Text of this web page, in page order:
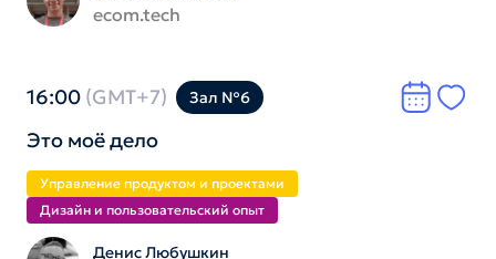
ecom.tech
16:00 (GMT+7) Зал №6
Это моё дело
Управление продуктом и проектами
Дизайн и пользователь­ский опыт
Денис Любушкин